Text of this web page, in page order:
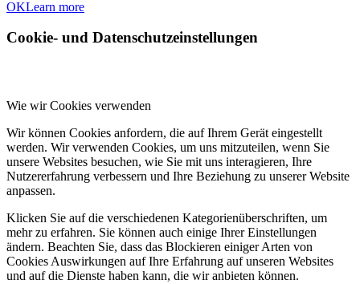
OKLearn more
Cookie- und Datenschutzeinstellungen
Wie wir Cookies verwenden
Wir können Cookies anfordern, die auf Ihrem Gerät eingestellt
werden. Wir verwenden Cookies, um uns mitzuteilen, wenn Sie
unsere Websites besuchen, wie Sie mit uns interagieren, Ihre
Nutzererfahrung verbessern und Ihre Beziehung zu unserer Website
anpassen.
Klicken Sie auf die verschiedenen Kategorienüberschriften, um
mehr zu erfahren. Sie können auch einige Ihrer Einstellungen
ändern. Beachten Sie, dass das Blockieren einiger Arten von
Cookies Auswirkungen auf Ihre Erfahrung auf unseren Websites
und auf die Dienste haben kann, die wir anbieten können.